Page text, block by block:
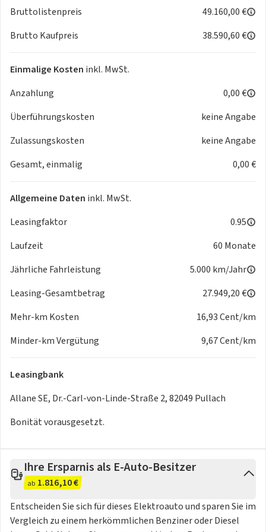
(Blind Spot Collision Avoidance Assist, BCA),
Aktiver Spurhalteassistent mit korrigierendem Lenkeingriff,
Aktiver Totwinkelassistent mit Monitoranzeige (Blind Spot
Reifendruckkontrollsystem (TPMS) mit Druckanzeige für
Intelligenter Geschwindigkeitsassistent (Intelligent Speed
Limit Assist, ISLA)
Assist, FCA): Fahrzeuge, Fußgänger, Fahrradfahrer, inkl.
Spurfolgeassistent (Lane Follow Assist, LFA)
Wegfahrsperre
ABS, Elektronisches Stabilitätsprogramm ESC,
Kopfstützen vorn höhenverstellbar
Autobahnassistent (Highway Driving Assist, HDA)
2 Vorhangairbags, 2 Seitenairbags
Außenausstattung
Trennwand zwischen Kabine und Laderaum
Design-Elemente in Kunststoff (schwarz)
Türgriffe außen in Wagenfarbe
Aufnahmepunkte Dachträger
Außenspiegel anklappbar, elektrisch
Außenspiegel beheizbar und elektrisch einstellbar
Außenspiegel in Hochglanzschwarz
Wärmeschutzverglasung
Sitze
Fahrersitz höhenverstellbar
Beifahrersitz höhenverstellbar
Bruttolistenpreis
49.160,00 €
Brutto Kaufpreis
38.590,60 €
Einmalige Kosten inkl. MwSt.
Anzahlung
0,00 €
Überführungskosten
keine Angabe
Zulassungskosten
keine Angabe
Gesamt, einmalig
0,00 €
Allgemeine Daten inkl. MwSt.
Leasingfaktor
0.95
Laufzeit
60 Monate
Jährliche Fahrleistung
5.000 km/Jahr
Leasing-Gesamtbetrag
27.949,20 €
Mehr-km Kosten
16,93 Cent/km
Minder-km Vergütung
9,67 Cent/km
Leasingbank
Allane SE, Dr.-Carl-von-Linde-Straße 2, 82049 Pullach
Bonität vorausgesetzt.
Ihre Ersparnis als E-Auto-Besitzer
ab 1.816,10 €
Entscheiden Sie sich für dieses Elektroauto und sparen Sie im
Vergleich zu einem herkömmlichen Benziner oder Diesel